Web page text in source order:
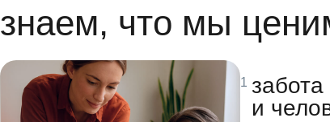
знаем, что мы
забота
и